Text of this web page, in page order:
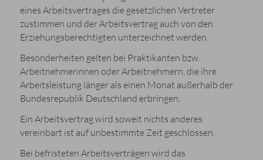
eines Arbeitsvertrages die gesetzlichen Vertreter
zustimmen und der Arbeitsvertrag auch von den
Erziehungsberechtigten unterzeichnet werden.
Besonderheiten gelten bei Praktikanten bzw.
Arbeitnehmerinnen oder Arbeitnehmern, die ihre
Arbeitsleistung länger als einen Monat außerhalb der
Bundesrepublik Deutschland erbringen.
Ein Arbeitsvertrag wird soweit nichts anderes
vereinbart ist auf unbestimmte Zeit geschlossen.
Bei befristeten Arbeitsverträgen wird das